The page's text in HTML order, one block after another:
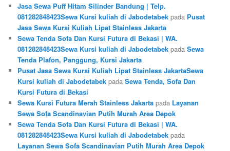
Jasa Sewa Puff Hitam Silinder Bandung | Telp.
081282848423Sewa Kursi kuliah di Jabodetabek pada Pusat
Jasa Sewa Kursi Kuliah Lipat Stainless Jakarta
Sewa Tenda Sofa Dan Kursi Futura di Bekasi | WA.
081282848423Sewa Kursi kuliah di Jabodetabek padaSewa
Tenda Plafon, Panggung, Kursi Jakarta
Pusat Jasa Sewa Kursi Kuliah Lipat Stainless JakartaSewa
Kursi kuliah di Jabodetabek padaSewa Tenda, Sofa Dan
Kursi Futura di Bekasi
Sewa Kursi Futura Merah Stainless Jakarta pada Layanan
Sewa Sofa Scandinavian Putih Murah Area Depok
Sewa Tenda Sofa Dan Kursi Futura di Bekasi | WA.
081282848423Sewa Kursi kuliah di Jabodetabek pada
Layanan Sewa Sofa Scandinavian Putih Murah Area Depok